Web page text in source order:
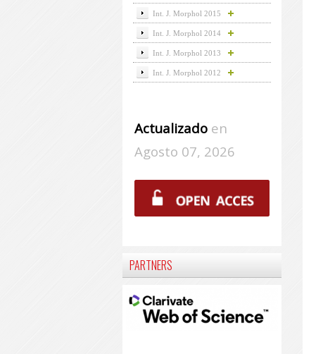
Int. J. Morphol 2015
Int. J. Morphol 2014
Int. J. Morphol 2013
Int. J. Morphol 2012
Actualizadoen
Agosto 07, 2026
PARTNERS